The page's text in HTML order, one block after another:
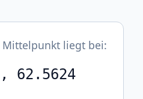
Mittelpunkt liegt bei:
62.5624